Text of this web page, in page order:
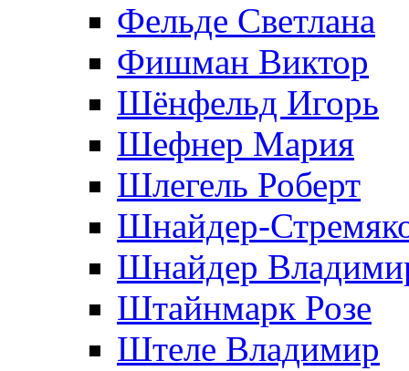
Фельде Светлана
Фишман Виктор
Шёнфельд Игорь
Шефнер Мария
Шлегель Роберт
Шнайдер-
Шнайдер
Штайнмарк Розe
Штеле Владимир